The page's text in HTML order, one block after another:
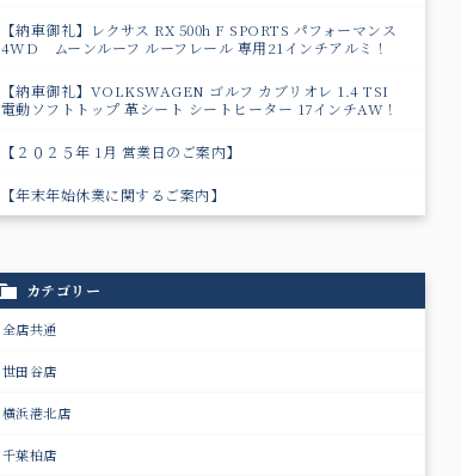
【納車御礼】レクサス RX 500h F SPORTS パフォーマンス
4WD ムーンルーフ ルーフレール 専用21インチアルミ！
【納車御礼】VOLKSWAGEN ゴルフ カブリオレ 1.4 TSI
電動ソフトトップ 革シート シートヒーター 17インチAW！
【２０２５年 1月 営業日のご案内】
【年末年始休業に関するご案内】
カテゴリー
全店共通
世田谷店
横浜港北店
千葉柏店